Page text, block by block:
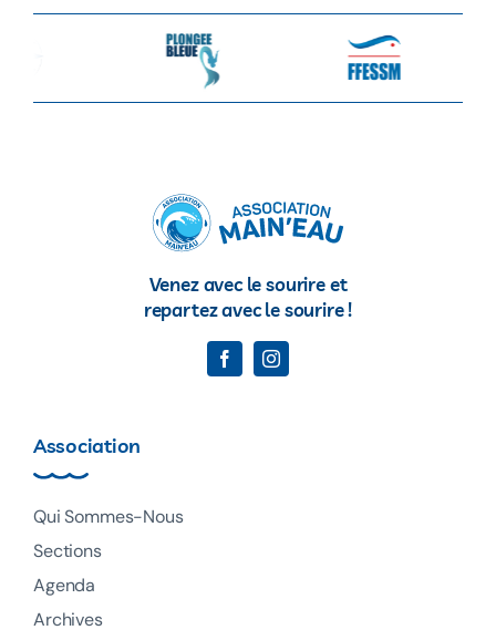
Venez avec le sourire et
repartez avec le sourire !
Association
Qui Sommes-Nous
Sections
Agenda
Archives